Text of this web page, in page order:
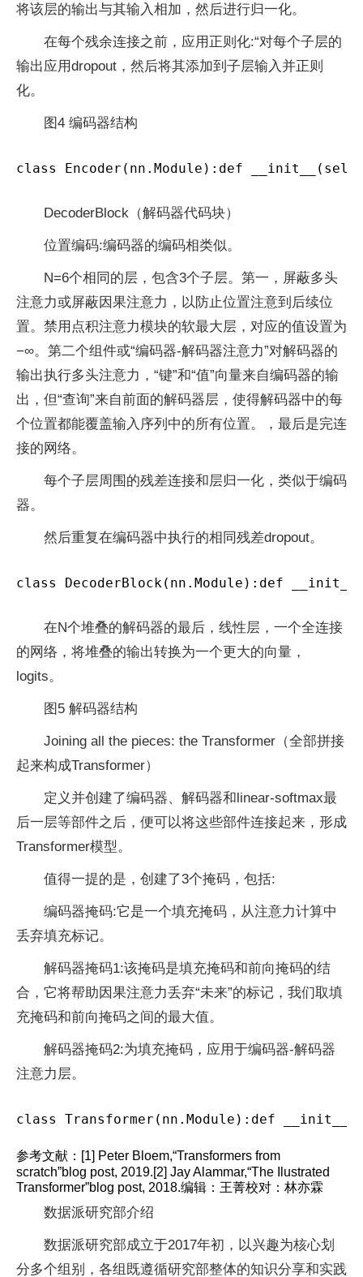
将该层的输出与其输入相加，然后进行归一化。
在每个残余连接之前，应用正则化:“对每个子层的
输出应用dropout，然后将其添加到子层输入并正则
化。
图4 编码器结构
class Encoder(nn.Module):def
DecoderBlock（解码器代码块）
位置编码:编码器的编码相类似。
N=6个相同的层，包含3个子层。第一，屏蔽多头
注意力或屏蔽因果注意力，以防止位置注意到后续位
置。禁用点积注意力模块的软最大层，对应的值设置为
−∞。第二个组件或“编码器-解码器注意力”对解码器的
输出执行多头注意力，“键”和“值”向量来自编码器的输
出，但“查询”来自前面的解码器层，使得解码器中的每
个位置都能覆盖输入序列中的所有位置。，最后是完连
接的网络。
每个子层周围的残差连接和层归一化，类似于编码
器。
然后重复在编码器中执行的相同残差dropout。
class DecoderBlock(nn.Module):def
在N个堆叠的解码器的最后，线性层，一个全连接
的网络，将堆叠的输出转换为一个更大的向量，
logits。
图5 解码器结构
Joining all the pieces: the Transformer（全部拼接
起来构成Transformer）
定义并创建了编码器、解码器和linear-softmax最
后一层等部件之后，便可以将这些部件连接起来，形成
Transformer模型。
值得一提的是，创建了3个掩码，包括:
编码器掩码:它是一个填充掩码，从注意力计算中
丢弃填充标记。
解码器掩码1:该掩码是填充掩码和前向掩码的结
合，它将帮助因果注意力丢弃“未来”的标记，我们取填
充掩码和前向掩码之间的最大值。
解码器掩码2:为填充掩码，应用于编码器-解码器
注意力层。
class Transformer(nn.Module):def
参考文献：[1] Peter Bloem,“Transformers from
scratch”blog post, 2019.[2] Jay Alammar,“The Ilustrated
Transformer”blog post, 2018.编辑：王菁校对：林亦霖
数据派研究部介绍
数据派研究部成立于2017年初，以兴趣为核心划
分多个组别，各组既遵循研究部整体的知识分享和实践